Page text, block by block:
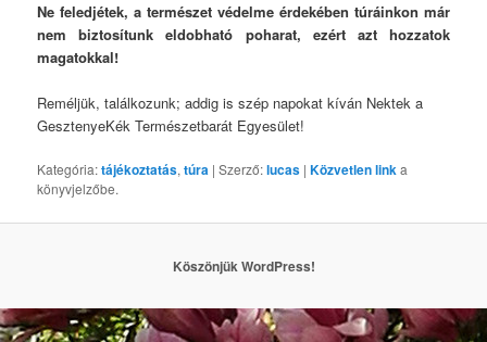
Ne feledjétek, a természet védelme érdekében túráinkon már
nem biztosítunk eldobható poharat, ezért azt hozzatok
magatokkal!
Reméljük, találkozunk; addig is szép napokat kíván Nektek a
GesztenyeKék Természetbarát Egyesület!
Kategória:tájékoztatás,túra | Szerző:lucas |Közvetlen linka
könyvjelzőbe.
Köszönjük WordPress!